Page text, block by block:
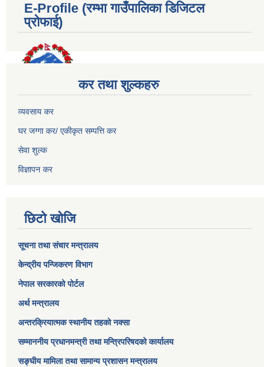
E-Profile (रम्भा गाउँपालिका डिजिटल
प्रोफाई)
कर तथा शुल्कहरु
व्यवसाय कर
घर जग्गा कर/ एकीकृत सम्पत्ति कर
सेवा शुल्क
विज्ञापन कर
छिटो खोजि
सूचना तथा संचार मन्त्रालय
केन्द्रीय पन्जिकरण विभाग
नेपाल सरकारको पोर्टल
अर्थ मन्त्रालय
अन्तरक्रियात्मक स्थानीय तहको नक्सा
सम्माननीय प्रधानमन्त्री तथा मन्त्रिपरिषद‌को कार्यालय
सङ्‍घीय मामिला तथा सामान्य प्रशासन मन्त्रालय